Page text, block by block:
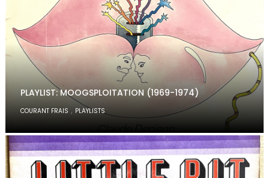
PLAYLIST: MOOGSPLOITATION (1969-1974)
COURANT FRAIS , PLAYLISTS